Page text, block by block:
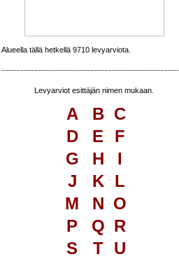
Alueella tällä hetkellä 9710 levyarviota.
Levyarviot esittäjän nimen mukaan.
A B C
D
E
F
G
H
I
J
K
L
M
N O
P
Q R
S
T
U